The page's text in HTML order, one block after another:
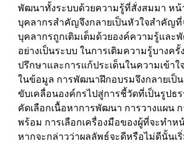
พัฒนาทั้งระบบด้วยความรู้ที่สั่งสมมา ห
บุคลากรสำคัญจึงกลายเป็นหัวใจสำคัญที่
บุคลากรถูกเติมเต็มด้วยองค์ความรู้และ
อย่างเป็นระบบ ในการเติมความรู้บางครั้
ปรึกษาและการแก้ประเด็นในความเข้า
ในข้อมูล การพัฒนาฝึกอบรมจึงกลายเป็
ขับเคลื่อนองค์กรไปสู่การชี้วัดที่เป็นรูปธ
คัดเลือกเนื้อหาการพัฒนา การวางแผน
พร้อม การเลือกเครื่องมือของผู้ที่จะทำห
หากจะกล่าวว่าผลลัพธ์จะดีหรือไม่ดีนั้นเ